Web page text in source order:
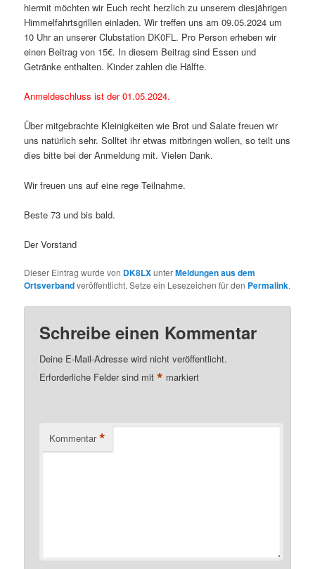
hiermit möchten wir Euch recht herzlich zu unserem diesjährigen
Himmelfahrtsgrillen einladen. Wir treffen uns am 09.05.2024 um
10 Uhr an unserer Clubstation DK0FL. Pro Person erheben wir
einen Beitrag von 15€. In diesem Beitrag sind Essen und
Getränke enthalten. Kinder zahlen die Hälfte.
Anmeldeschluss ist der 01.05.2024.
Über mitgebrachte Kleinigkeiten wie Brot und Salate freuen wir
uns natürlich sehr. Solltet ihr etwas mitbringen wollen, so teilt uns
dies bitte bei der Anmeldung mit. Vielen Dank.
Wir freuen uns auf eine rege Teilnahme.
Beste 73 und bis bald.
Der Vorstand
Dieser Eintrag wurde von DK8LXunterMeldungen aus dem
Ortsverbandveröffentlicht. Setze ein Lesezeichen für den Permalink.
Schreibe einen Kommentar
Deine E-Mail-Adresse wird nicht veröffentlicht.
Erforderliche Felder sind mit* markiert
Kommentar *